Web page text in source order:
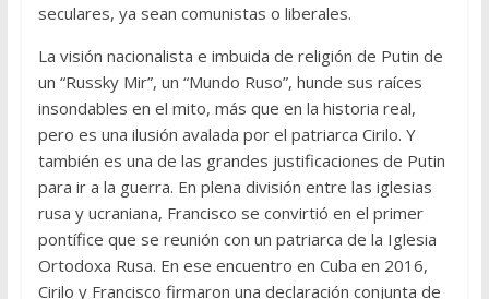
seculares, ya sean comunistas o liberales.
La visión nacionalista e imbuida de religión de Putin de
un “Russky Mir”, un “Mundo Ruso”, hunde sus raíces
insondables en el mito, más que en la historia real,
pero es una ilusión avalada por el patriarca Cirilo. Y
también es una de las grandes justificaciones de Putin
para ir a la guerra. En plena división entre las iglesias
rusa y ucraniana, Francisco se convirtió en el primer
pontífice que se reunión con un patriarca de la Iglesia
Ortodoxa Rusa. En ese encuentro en Cuba en 2016,
Cirilo y Francisco firmaron una declaración conjunta de